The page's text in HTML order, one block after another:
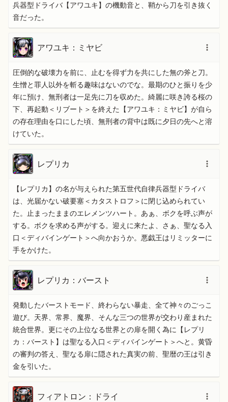
兵器型ドライバ【アワユキ】の機動音と、鞘から刀を引き抜く
音だった。
アワユキ：ミヤビ
圧倒的な破壊力を前に、止むを得ず力を共にした無の斧と刀。
生憎と罪人以外を斬る趣味はないのでな。最期のひと振りを少
年に預け、無刑者は一足先に刀を収めた。綺麗に咲き誇る桜の
下、再起動＜リブート＞を終えた【アワユキ：ミヤビ】が自ら
の存在理由を口にした頃、無刑者の背中は既に夕日の先へと溶
けていた。
レプリカ
【レプリカ】の名が与えられた第五世代自律兵器型ドライバ
は、光届かない破要塞＜カタストロフ＞に閉じ込められてい
た。止まったままのエレメンツハート。あぁ、ボクを呼ぶ声が
する。ボクを求める声がする。迎えに来たよ、さぁ、聖なる入
口＜ディバインゲート＞へ向かおうか。悪戯王はリミッターに
手をかけた。
レプリカ：バースト
発動したバーストモード、終わらない暴走、全て神々のごっこ
遊び。天界、常界、魔界、そんな三つの世界が交わり産まれた
統合世界。更にその上位なる世界との扉を開く為に【レプリ
カ：バースト】は聖なる入口＜ディバインゲート＞へと。黄昏
の審判の答え、聖なる扉に隠された真実の前、聖暦の王は引き
金を引いた。
フィアトロン：ドライ